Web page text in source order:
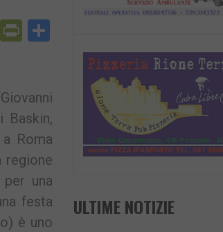
CopyPrintFriendly
Baskin,
Roma
regione
una
festa
è uno
ULTIME NOTIZIE